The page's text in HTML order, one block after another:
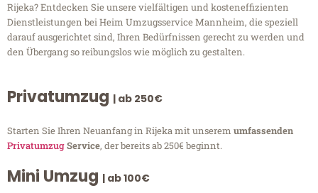
Rijeka? Entdecken Sie unsere vielfältigen und kosteneffizienten
Dienstleistungen bei Heim Umzugsservice Mannheim, die speziell
darauf ausgerichtet sind, Ihren Bedürfnissen gerecht zu werden und
den Übergang so reibungslos wie möglich zu gestalten.
Privatumzug | ab 250€
Starten Sie Ihren Neuanfang in Rijeka mit unserem umfassenden
PrivatumzugService, der bereits ab 250€ beginnt.
Mini Umzug | ab 100€